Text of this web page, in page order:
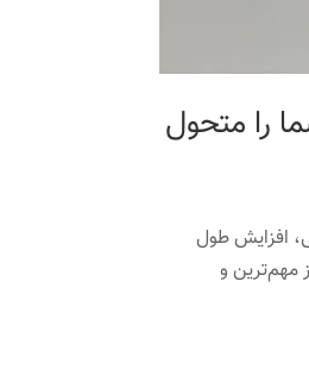
را متحول
افزایش طول
مهم‌ترین و